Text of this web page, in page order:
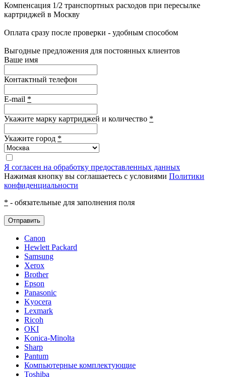
Компенсация 1/2 транспортных расходов при пересылке
картриджей в Москву
Оплата сразу после проверки - удобным способом
Выгодные предложения для постоянных клиентов
Ваше имя
Контактный телефон
E-mail *
Укажите марку картриджей и количество *
Укажите город *
Я согласен на обработку предоставленных данных
Нажимая кнопку вы соглашаетесь с условиями Политики
конфиденциальности
* - обязательные для заполнения поля
Отправить
Canon
Hewlett Packard
Samsung
Xerox
Brother
Epson
Panasonic
Kyocera
Lexmark
Ricoh
OKI
Konica-Minolta
Sharp
Pantum
Компьютерные комплектующие
Toshiba